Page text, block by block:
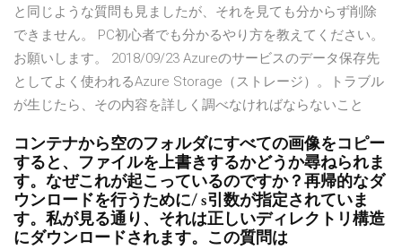
と同じような質問も見ましたが、それを見ても分からず削除
できません。 PC初心者でも分かるやり方を教えてください。
お願いします。 2018/09/23 Azureのサービスのデータ保存先
としてよく使われるAzure Storage（ストレージ）。トラブル
が生じたら、その内容を詳しく調べなければならないこと
コンテナから空のフォルダにすべての画像をコピー
すると、ファイルを上書きするかどうか尋ねられま
す。なぜこれが起こっているのですか？再帰的なダ
ウンロードを行うために/ s引数が指定されていま
す。私が見る通り、それは正しいディレクトリ構造
にダウンロードされます。この質問は